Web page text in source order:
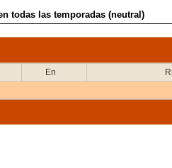
todas las temporadas (neutral)
En